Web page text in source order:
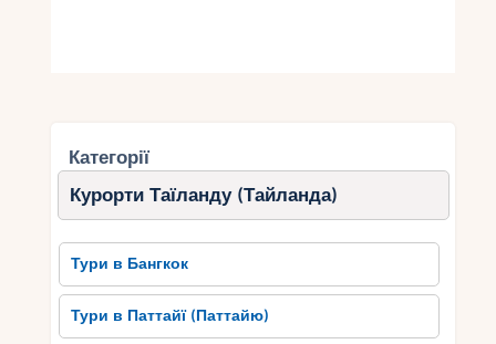
Категорії
Курорти Таїланду (Тайланда)
Тури в Бангкок
Тури в Паттайї (Паттайю)